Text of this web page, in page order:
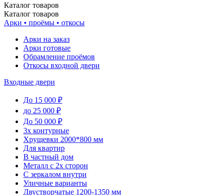
Каталог товаров
Каталог товаров
Арки • проёмы • откосы
Арки на заказ
Арки готовые
Обрамление проёмов
Откосы входной двери
Входные двери
До 15 000 ₽
до 25 000 ₽
До 50 000 ₽
3х контурные
Хрущевки 2000*800 мм
Для квартир
В частный дом
Металл с 2х сторон
С зеркалом внутри
Уличные варианты
Двустворчатые 1200-1350 мм